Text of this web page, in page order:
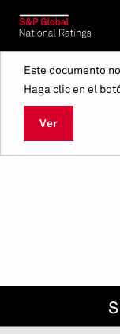
Este documento
Haga clic en el
Ver